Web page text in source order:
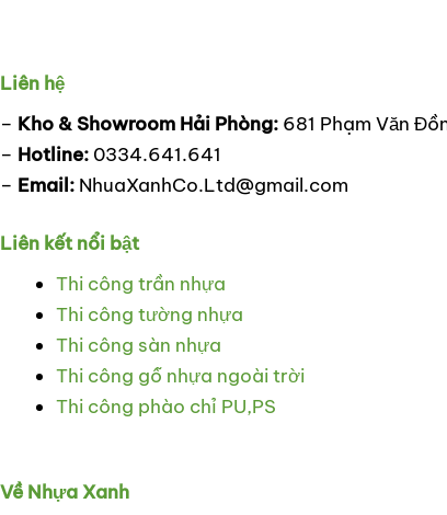
Liên hệ
– Kho & Showroom Hải Phòng: 681 Phạm Văn
– Hotline: 0334.641.641
– Email: NhuaXanhCo.Ltd@gmail.com
Liên kết nổi bật
Thi công trần nhựa
Thi công tường nhựa
Thi công sàn nhựa
Thi công gỗ nhựa ngoài trời
Thi công phào chỉ PU,PS
Về Nhựa Xanh